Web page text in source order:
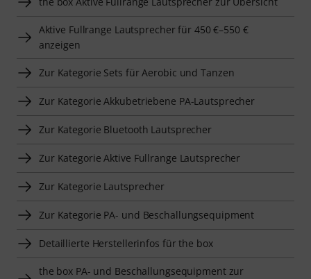
Aktive Fullrange Lautsprecher für 450 €–550 €
anzeigen
Zur Kategorie Sets für Aerobic und Tanzen
Zur Kategorie Akkubetriebene PA-Lautsprecher
Zur Kategorie Bluetooth Lautsprecher
Zur Kategorie Aktive Fullrange Lautsprecher
Zur Kategorie Lautsprecher
Zur Kategorie PA- und Beschallungsequipment
Detaillierte Herstellerinfos für the box
the box PA- und Beschallungsequipment zur